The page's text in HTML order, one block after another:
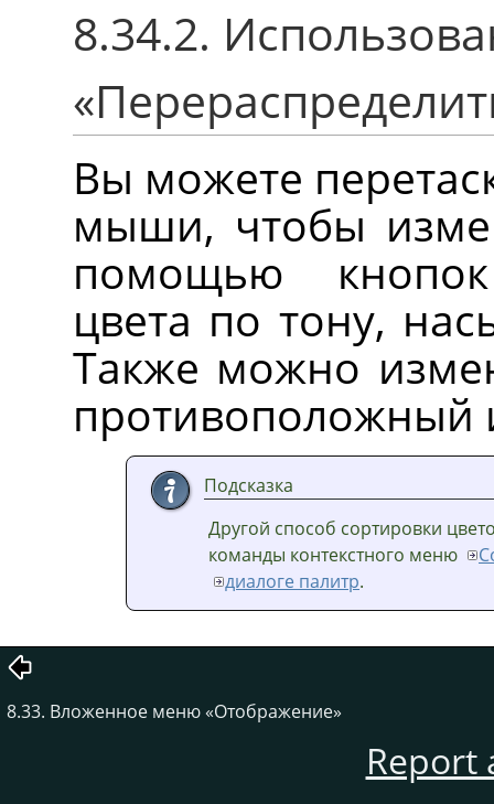
8.34.2.
«
Вы можете
мыши, чтобы
помощью
цвета по тону,
Также можно
противоположный
Подсказка
Другой способ сортировки
команды контекстного меню
диалоге палитр.
8.33. Вложенное меню «Отображение»
Report